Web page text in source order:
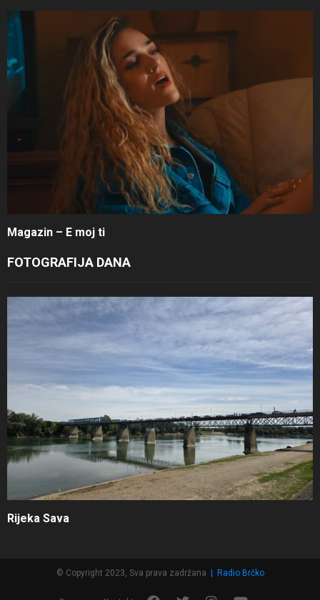
Magazin – E moj ti
FOTOGRAFIJA DANA
Rijeka Sava
© Copyright 2023, Sva prava zadržana Radio Brčko